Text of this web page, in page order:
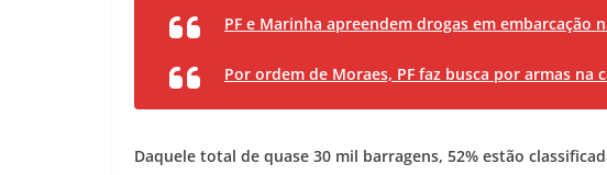
PF e Marinha apreendem drogas em embarcação
Por ordem de Moraes, PF faz busca por armas na
Daquele total de quase 30 mil barragens, 52% estão